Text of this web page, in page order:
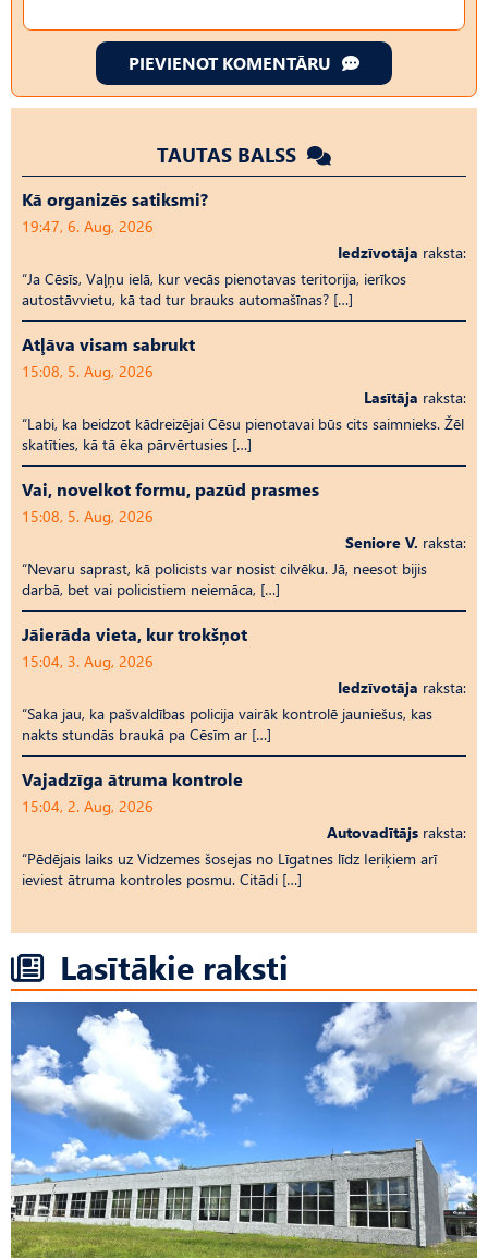
PIEVIENOT KOMENTĀRU
TAUTAS BALSS
Kā organizēs satiksmi?
19:47, 6. Aug, 2026
Iedzīvotāja raksta:
“Ja Cēsīs, Vaļņu ielā, kur vecās pienotavas teritorija, ierīkos
autostāvvietu, kā tad tur brauks automašīnas? […]
Atļāva visam sabrukt
15:08, 5. Aug, 2026
Lasītāja raksta:
“Labi, ka beidzot kādreizējai Cēsu pienotavai būs cits saimnieks. Žēl
skatīties, kā tā ēka pārvērtusies […]
Vai, novelkot formu, pazūd prasmes
15:08, 5. Aug, 2026
Seniore V. raksta:
“Nevaru saprast, kā policists var nosist cilvēku. Jā, neesot bijis
darbā, bet vai policistiem neiemāca, […]
Jāierāda vieta, kur trokšņot
15:04, 3. Aug, 2026
Iedzīvotāja raksta:
“Saka jau, ka pašvaldības policija vairāk kontrolē jauniešus, kas
nakts stundās braukā pa Cēsīm ar […]
Vajadzīga ātruma kontrole
15:04, 2. Aug, 2026
Autovadītājs raksta:
“Pēdējais laiks uz Vid­ze­mes šosejas no Līgatnes līdz Ieriķiem arī
ieviest ātruma kontroles posmu. Citādi […]
Lasītākie raksti